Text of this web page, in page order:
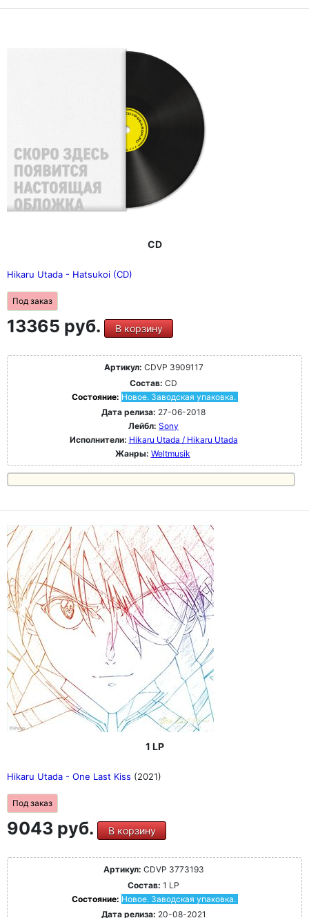
CD
Hikaru Utada - Hatsukoi (CD)
Под заказ
13365 руб. В корзину
Артикул: CDVP 3909117
Состав: CD
Состояние: Новое. Заводская упаковка.
Дата релиза: 27-06-2018
Лейбл: Sony
Исполнители: Hikaru Utada / Hikaru Utada
Жанры: Weltmusik
1 LP
Hikaru Utada - One Last Kiss (2021)
Под заказ
9043 руб. В корзину
Артикул: CDVP 3773193
Состав: 1 LP
Состояние: Новое. Заводская упаковка.
Дата релиза: 20-08-2021